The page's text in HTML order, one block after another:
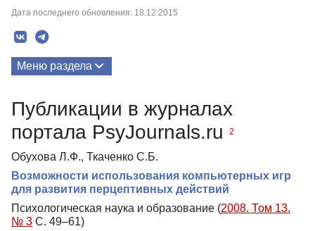
Дата последнего обновления: 18.12.2015
Меню раздела
Публикации в журналах
портала PsyJournals.ru
2
Обухова Л.Ф., Ткаченко С.Б.
Возможности использования компьютерных игр
для развития перцептивных действий
Психологическая наука и образование (2008. Том 13.
№ 3 С. 49–61)